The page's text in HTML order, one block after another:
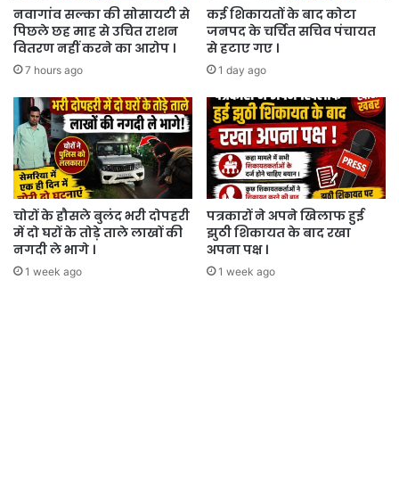
नवागांव सल्का की सोसायटी से
पिछले छह माह से उचित राशन
वितरण नहीं करने का आरोप ।
7 hours ago
कई शिकायतों के बाद कोटा
जनपद के चर्चित सचिव पंचायत
से हटाए गए ।
1 day ago
चोरों के हौसले बुलंद भरी दोपहरी
में दो घरों के तोड़े ताले लाखों की
नगदी ले भागे ।
1 week ago
पत्रकारों ने अपने खिलाफ हुई
झुठी शिकायत के बाद रखा
अपना पक्ष ।
1 week ago